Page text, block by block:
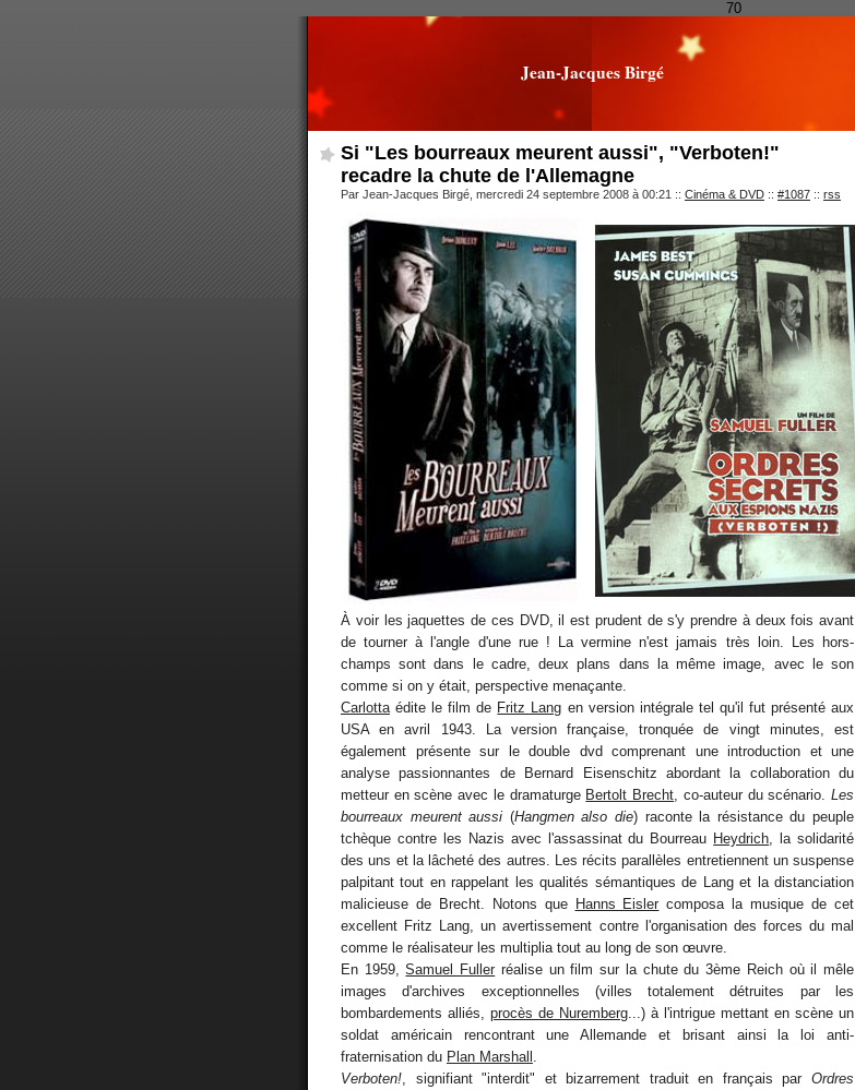
70
Jean-Jacques Birgé
Si "Les bourreaux meurent aussi", "Verboten!"
recadre la chute de l'Allemagne
Par Jean-Jacques Birgé, mercredi 24 septembre 2008 à 00:21 :: Cinéma & DVD :: #1087 :: rss
À voir les jaquettes de ces DVD, il est prudent de s'y prendre à deux fois avant
de tourner à l'angle d'une rue ! La vermine n'est jamais très loin. Les hors-
champs sont dans le cadre, deux plans dans la même image, avec le son
comme si on y était, perspective menaçante.
Carlotta édite le film de Fritz Lang en version intégrale tel qu'il fut présenté aux
USA en avril 1943. La version française, tronquée de vingt minutes, est
également présente sur le double dvd comprenant une introduction et une
analyse passionnantes de Bernard Eisenschitz abordant la collaboration du
metteur en scène avec le dramaturge Bertolt Brecht , co-auteur du scénario.Les
bourreaux meurent aussi (Hangmen also die) raconte la résistance du peuple
tchèque contre les Nazis avec l'assassinat du Bourreau Heydrich , la solidarité
des uns et la lâcheté des autres. Les récits parallèles entretiennent un suspense
palpitant tout en rappelant les qualités sémantiques de Lang et la distanciation
malicieuse de Brecht. Notons que Hanns Eisler composa la musique de cet
excellent Fritz Lang, un avertissement contre l'organisation des forces du mal
comme le réalisateur les multiplia tout au long de son œuvre.
En 1959,Samuel Fuller réalise un film sur la chute du 3ème Reich où il mêle
images d'archives exceptionnelles (villes totalement détruites par les
bombardements alliés, procès de Nuremberg ...) à l'intrigue mettant en scène un
soldat américain rencontrant une Allemande et brisant ainsi la loi anti-
fraternisation du Plan Marshall
Verboten! , signifiant "interdit" et bizarrement traduit en français par Ordres